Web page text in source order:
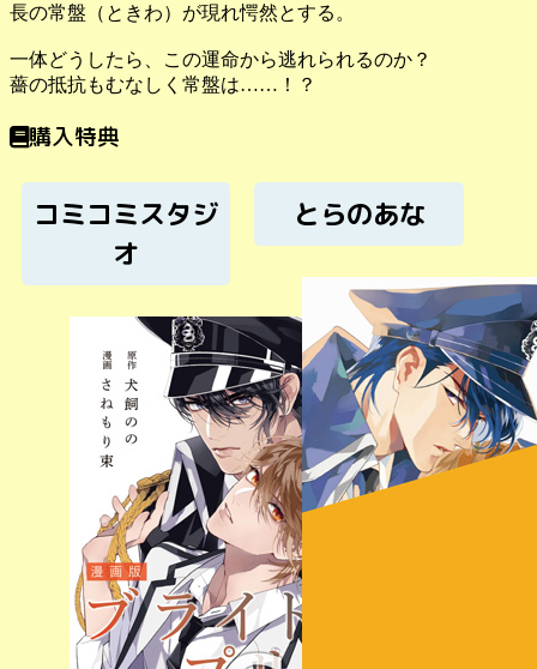
長の常盤（ときわ）が現れ愕然とする。
一体どうしたら、この運命から逃れられるのか？
薔の抵抗もむなしく常盤は……！？
購入特典
コミコミスタジ
オ
とらのあな